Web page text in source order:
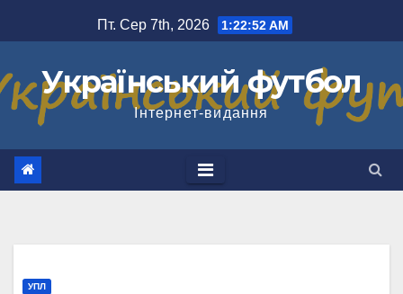
до
Пт. Сер 7th, 2026 1:22:53 AM
Український футбол
Інтернет-видання
УПЛ